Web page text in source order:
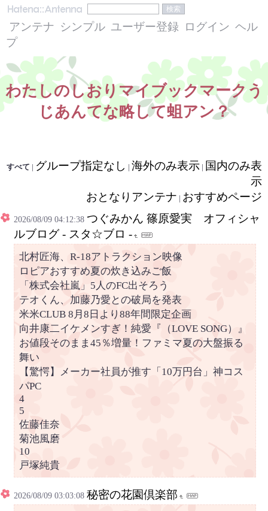
アンテナ シンプル ユーザー登録 ログイン ヘル
プ
わたしのしおりマイブックマークう
じあんてな略して蛆アン？
すべて グループ指定なし 海外のみ表示 国内のみ表
示
おとなりアンテナ おすすめページ
2026/08/09 04:12:38 つぐみかん 篠原愛実 オフィシャ
ルブログ - スタ☆ブロ -
北村匠海、R-18アトラクション映像
ロピアおすすめ夏の炊き込みご飯
「株式会社嵐」5人のFC出そろう
テオくん、加藤乃愛との破局を発表
米米CLUB 8月8日より88年間限定企画
向井康二イケメンすぎ！純愛『（LOVE SONG）』
お値段そのまま45％増量！ファミマ夏の大盤振る
舞い
【驚愕】メーカー社員が推す「10万円台」神コス
パPC
4
5
佐藤佳奈
菊池風磨
10
戸塚純貴
2026/08/09 03:03:08 秘密の花園倶楽部